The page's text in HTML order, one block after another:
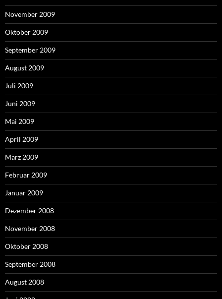
November 2009
Oktober 2009
September 2009
August 2009
Juli 2009
Juni 2009
Mai 2009
April 2009
März 2009
Februar 2009
Januar 2009
Dezember 2008
November 2008
Oktober 2008
September 2008
August 2008